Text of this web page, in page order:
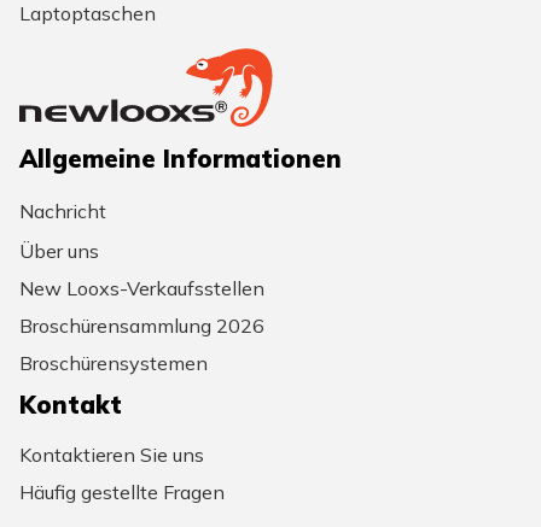
Laptoptaschen
Allgemeine Informationen
Nachricht
Über uns
New Looxs-Verkaufsstellen
Broschürensammlung 2026
Broschürensystemen
Kontakt
Kontaktieren Sie uns
Häufig gestellte Fragen